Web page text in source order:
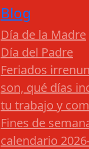
Blog
Día de la Madre
Día del Padre
Feriados
son, qué días
tu trabajo y
Fines de
calendario